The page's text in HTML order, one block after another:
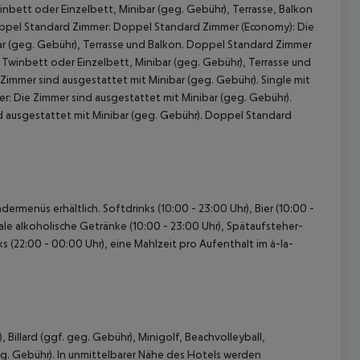
oder Einzelbett, Minibar (geg. Gebühr), Terrasse, Balkon
Standard Zimmer: Doppel Standard Zimmer (Economy): Die
Gebühr), Terrasse und Balkon. Doppel Standard Zimmer
oder Einzelbett, Minibar (geg. Gebühr), Terrasse und
sind ausgestattet mit Minibar (geg. Gebühr). Single mit
Die Zimmer sind ausgestattet mit Minibar (geg. Gebühr).
ausgestattet mit Minibar (geg. Gebühr). Doppel Standard
erhältlich. Softdrinks (10:00 - 23:00 Uhr), Bier (10:00 -
alkoholische Getränke (10:00 - 23:00 Uhr), Spätaufsteher-
(22:00 - 00:00 Uhr), eine Mahlzeit pro Aufenthalt im à-la-
(ggf. geg. Gebühr), Minigolf, Beachvolleyball,
Gebühr). In unmittelbarer Nähe des Hotels werden